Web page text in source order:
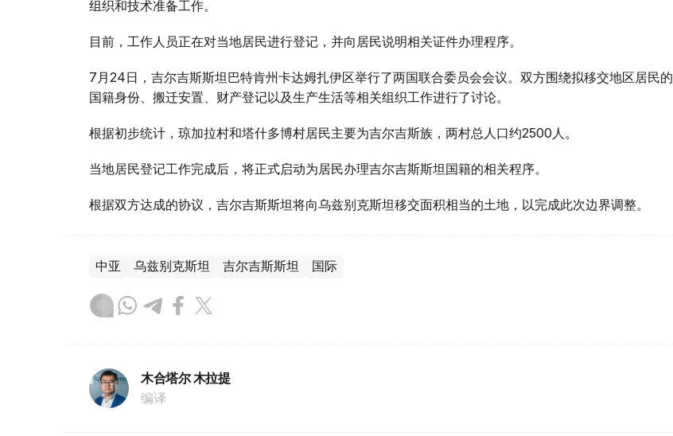
组织和技术准备工作。
目前，工作人员正在对当地居民进行登记，并向居民说明相关证件办理程序。
7月24日，吉尔吉斯斯坦巴特肯州卡达姆扎伊区举行了两国联合委员会会议。双方围绕拟移交地区居民的
国籍身份、搬迁安置、财产登记以及生产生活等相关组织工作进行了讨论。
根据初步统计，琼加拉村和塔什多博村居民主要为吉尔吉斯族，两村总人口约2500人。
当地居民登记工作完成后，将正式启动为居民办理吉尔吉斯斯坦国籍的相关程序。
根据双方达成的协议，吉尔吉斯斯坦将向乌兹别克斯坦移交面积相当的土地，以完成此次边界调整。
中亚 乌兹别克斯坦 吉尔吉斯斯坦 国际
木合塔尔 木拉提
编译